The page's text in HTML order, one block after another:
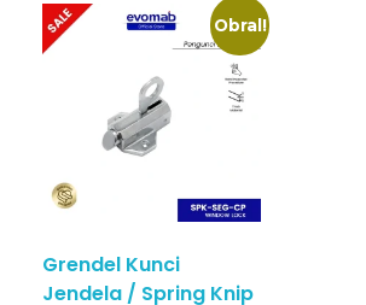
Obral!
Grendel Kunci
Jendela / Spring Knip